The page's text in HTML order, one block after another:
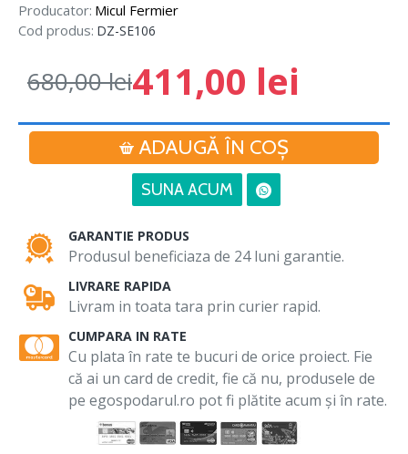
Producator: Micul Fermier
Cod produs: DZ-SE106
411,00 lei
680,00 lei
ADAUGĂ ÎN COŞ
SUNA ACUM
GARANTIE PRODUS
Produsul beneficiaza de 24 luni garantie.
LIVRARE RAPIDA
Livram in toata tara prin curier rapid.
CUMPARA IN RATE
Cu plata în rate te bucuri de orice proiect. Fie
că ai un card de credit, fie că nu, produsele de
pe egospodarul.ro pot fi plătite acum și în rate.